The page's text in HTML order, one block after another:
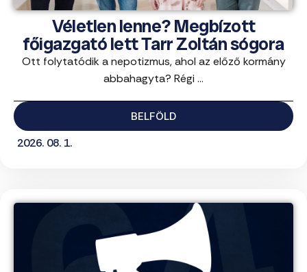
Véletlen lenne? Megbízott
főigazgató lett Tarr Zoltán sógora
Ott folytatódik a nepotizmus, ahol az előző kormány
abbahagyta? Régi ...
BELFÖLD
2026. 08. 1.